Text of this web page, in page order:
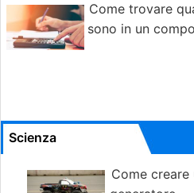
Come trovare
sono in un
Scienza
Come creare